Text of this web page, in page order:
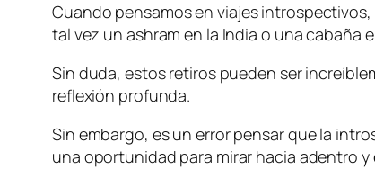
Cuando pensamos en viajes
tal vez un ashram en la India o una cabaña
Sin duda, estos retiros pueden ser
reflexión profunda.
Sin embargo, es un error pensar que la
una oportunidad para mirar hacia adentro